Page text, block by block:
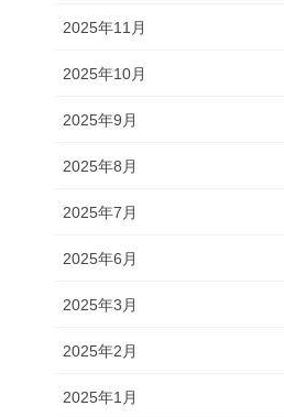
2025年11月
2025年10月
2025年9月
2025年8月
2025年7月
2025年6月
2025年3月
2025年2月
2025年1月